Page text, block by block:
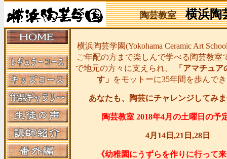
陶芸教室 横浜陶
横浜陶芸学園(Yokohama Ceramic Art
ご年配の方まで楽しんで学べる陶芸教室
で地元の方々に支えられ、
「アマチュ
す」
をモットーに35年間を歩んで
あなたも、陶芸にチャレンジしてみ
陶芸教室 2018年4月の土曜日の予
4月14日,21日,28日
《幼稚園にうずらを作りに行って